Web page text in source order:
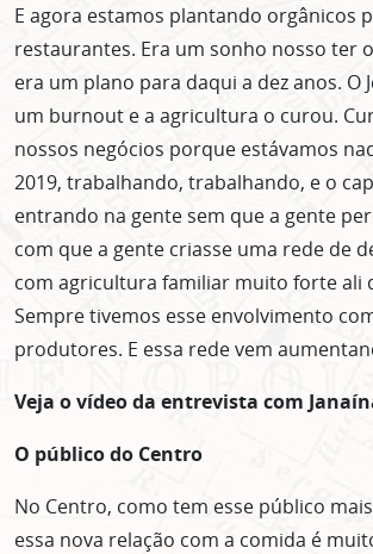
E agora estamos plantando orgânicos
restaurantes. Era um sonho nosso ter
era um plano para daqui a dez anos. O
um burnout e a agricultura o curou.
nossos negócios porque estávamos
2019, trabalhando, trabalhando, e o
entrando na gente sem que a gente
com que a gente criasse uma rede de
com agricultura familiar muito forte ali
Sempre tivemos esse envolvimento
produtores. E essa rede vem
Veja o vídeo da entrevista com
O público do Centro
No Centro, como tem esse público
essa nova relação com a comida é